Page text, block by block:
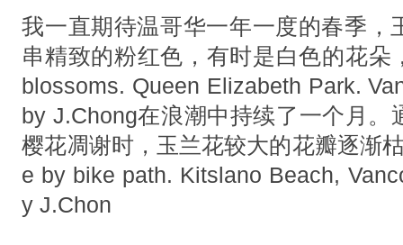
我一直期待温哥华一年一度的春季，
串精致的粉红色，有时是白色的花朵
blossoms. Queen Elizabeth Park.
by J.Chong在浪潮中持续了一个月。
樱花凋谢时，玉兰花较大的花瓣逐渐
e by bike path. Kitslano Beach,
y J.Chon